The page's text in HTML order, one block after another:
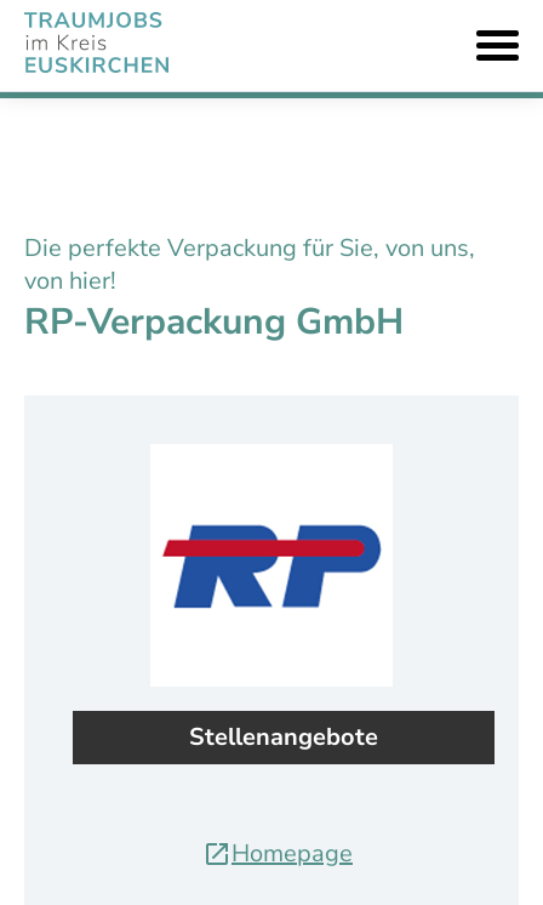
Die perfekte Verpackung für Sie, von uns,
von hier!
RP-Verpackung GmbH
Stellenangebote
Homepage